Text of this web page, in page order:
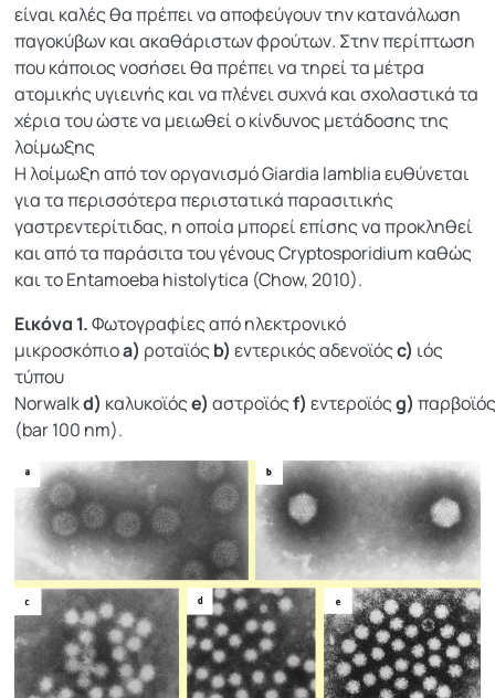
είναι καλές θα πρέπει να αποφεύγουν την κατανάλωση
παγοκύβων και ακαθάριστων φρούτων. Στην περίπτωση
που κάποιος νοσήσει θα πρέπει να τηρεί τα μέτρα
ατομικής υγιεινής και να πλένει συχνά και σχολαστικά τα
χέρια του ώστε να μειωθεί ο κίνδυνος μετάδοσης της
λοίμωξης
Η λοίμωξη από τον οργανισμό Giardia lamblia ευθύνεται
για τα περισσότερα περιστατικά παρασιτικής
γαστρεντερίτιδας, η οποία μπορεί επίσης να προκληθεί
και από τα παράσιτα του γένους Cryptosporidium καθώς
και το Entamoeba histolytica (Chow, 2010).
Εικόνα 1.Φωτογραφίες από ηλεκτρονικό
μικροσκόπιοa) ροταϊός b) εντερικός αδενοϊόςc) ιός
τύπου
Norwalkd) καλυκοϊόςe) αστροϊόςf) εντεροϊόςg) παρβοϊός
(bar 100 nm).